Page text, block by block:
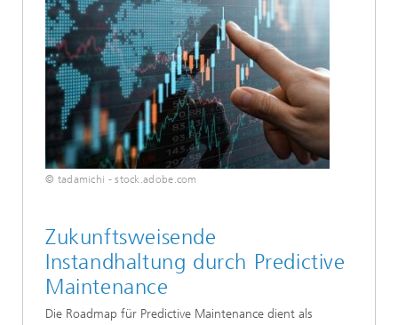
© tadamichi - stock.adobe.com
Zukunftsweisende
Instandhaltung durch Predictive
Maintenance
Die Roadmap für Predictive Maintenance dient als